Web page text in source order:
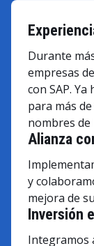
Durante
empresas
con SAP.
para más
nombres de
Alianza
y
mejora de
Inversión
Integramos